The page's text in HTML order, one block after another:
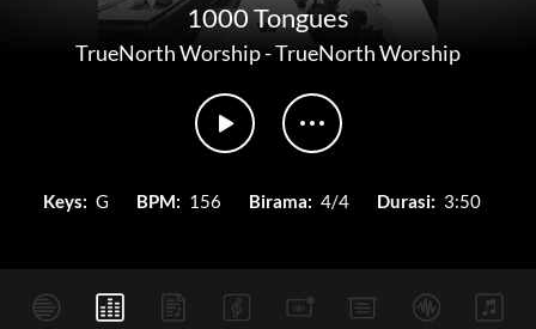
1000 Tongues
TrueNorth Worship-TrueNorth Worship
Keys: G BPM: 156 Birama: 4/4 Durasi: 3:50